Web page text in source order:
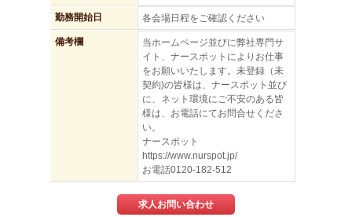
勤務開始日 各会場日程をご確認ください
備考欄
当ホームページ並びに弊社専門サ
イト、ナースポットによりお仕事
をお願いいたします。未登録（未
契約)の皆様は、ナースポット並び
に、ネット環境にご不安のある皆
様は、お電話にてお問合せくださ
い。
ナースポット
https://www.nurspot.jp/
お電話0120-182-512
求人お問い合わせ